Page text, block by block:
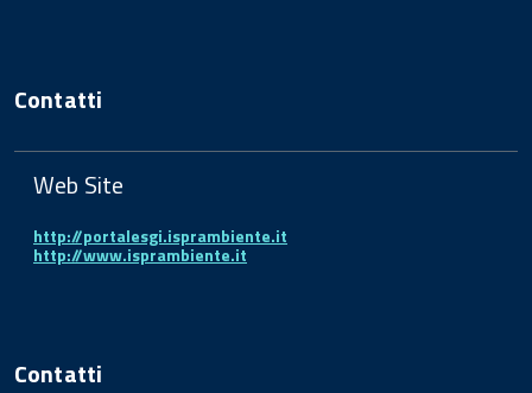
Contatti
Web Site
http://portalesgi.isprambiente.it
http://www.isprambiente.it
Contatti